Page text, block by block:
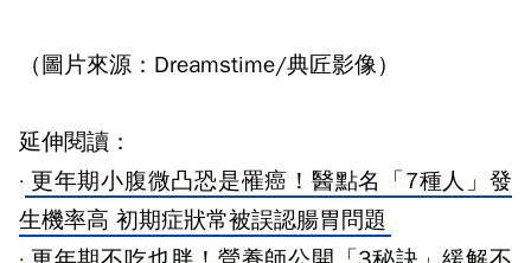
（圖片來源：Dreamstime/典匠影像）
延伸閱讀：
· 更年期小腹微凸恐是罹癌！醫點名「7種人」發
生機率高 初期症狀常被誤認腸胃問題